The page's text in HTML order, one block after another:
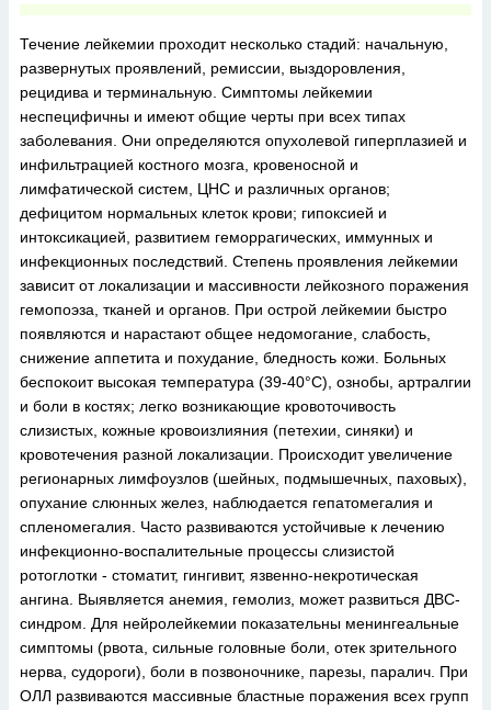
Течение лейкемии проходит несколько стадий: начальную,
развернутых проявлений, ремиссии, выздоровления,
рецидива и терминальную. Симптомы лейкемии
неспецифичны и имеют общие черты при всех типах
заболевания. Они определяются опухолевой гиперплазией и
инфильтрацией костного мозга, кровеносной и
лимфатической систем, ЦНС и различных органов;
дефицитом нормальных клеток крови; гипоксией и
интоксикацией, развитием геморрагических, иммунных и
инфекционных последствий. Степень проявления лейкемии
зависит от локализации и массивности лейкозного поражения
гемопоэза, тканей и органов. При острой лейкемии быстро
появляются и нарастают общее недомогание, слабость,
снижение аппетита и похудание, бледность кожи. Больных
беспокоит высокая температура (39-40°С), ознобы, артралгии
и боли в костях; легко возникающие кровоточивость
слизистых, кожные кровоизлияния (петехии, синяки) и
кровотечения разной локализации. Происходит увеличение
регионарных лимфоузлов (шейных, подмышечных, паховых),
опухание слюнных желез, наблюдается гепатомегалия и
спленомегалия. Часто развиваются устойчивые к лечению
инфекционно-воспалительные процессы слизистой
ротоглотки - стоматит, гингивит, язвенно-некротическая
ангина. Выявляется анемия, гемолиз, может развиться ДВС-
синдром. Для нейролейкемии показательны менингеальные
симптомы (рвота, сильные головные боли, отек зрительного
нерва, судороги), боли в позвоночнике, парезы, паралич. При
ОЛЛ развиваются массивные бластные поражения всех групп